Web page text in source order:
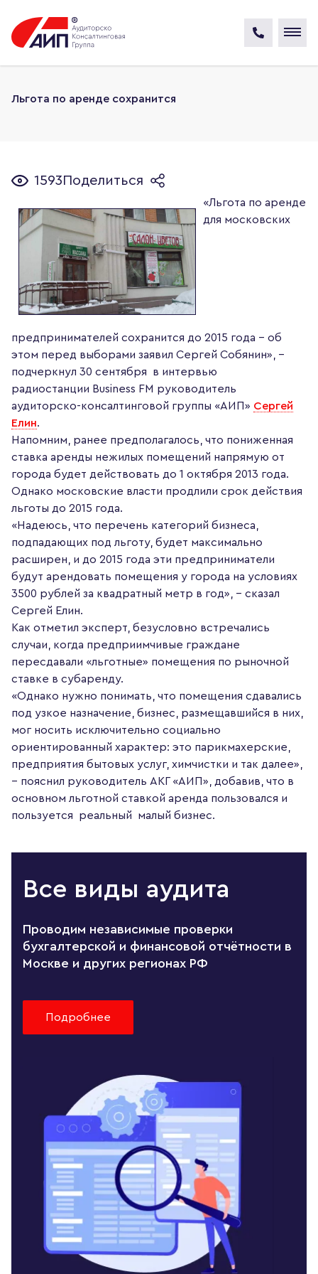
Льгота по аренде сохранится
1593Поделиться
«Льгота по аренде
для московских
предпринимателей сохранится до 2015 года – об
этом перед выборами заявил Сергей Собянин», –
подчеркнул 30 сентября в интервью
радиостанции Business FM руководитель
аудиторско-консалтинговой группы «АИП» Сергей
Елин.
Напомним, ранее предполагалось, что пониженная
ставка аренды нежилых помещений напрямую от
города будет действовать до 1 октября 2013 года.
Однако московские власти продлили срок действия
льготы до 2015 года.
«Надеюсь, что перечень категорий бизнеса,
подпадающих под льготу, будет максимально
расширен, и до 2015 года эти предприниматели
будут арендовать помещения у города на условиях
3500 рублей за квадратный метр в год», – сказал
Сергей Елин.
Как отметил эксперт, безусловно встречались
случаи, когда предприимчивые граждане
пересдавали «льготные» помещения по рыночной
ставке в субаренду.
«Однако нужно понимать, что помещения сдавались
под узкое назначение, бизнес, размещавшийся в них,
мог носить исключительно социально
ориентированный характер: это парикмахерские,
предприятия бытовых услуг, химчистки и так далее»,
– пояснил руководитель АКГ «АИП», добавив, что в
основном льготной ставкой аренда пользовался и
пользуется реальный малый бизнес.
Все виды аудита
Проводим независимые проверки
бухгалтерской и финансовой отчётности в
Москве и других регионах РФ
Подробнее